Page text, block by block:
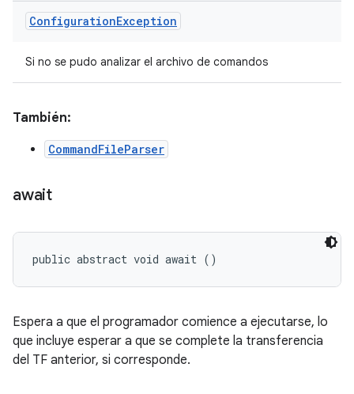
ConfigurationException
Si no se pudo analizar el archivo de comandos
También:
CommandFileParser
await
public abstract void await ()
Espera a que el programador comience a ejecutarse, lo
que incluye esperar a que se complete la transferencia
del TF anterior, si corresponde.